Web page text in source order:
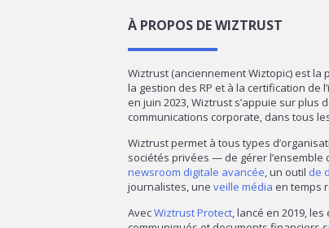
À PROPOS DE WIZTRUST
Wiztrust (anciennement Wiztopic) est
la gestion des RP et à la certification de
en juin 2023, Wiztrust s’appuie sur plus
communications corporate, dans tous
Wiztrust permet à tous types
sociétés privées — de gérer l’ensemble
newsroom digitale avancée, un outil de
journalistes, une veille média en temps
AvecWiztrust Protect, lancé en 2019,